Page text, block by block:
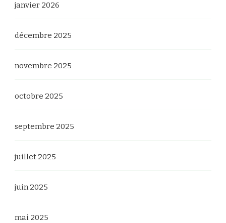
janvier 2026
décembre 2025
novembre 2025
octobre 2025
septembre 2025
juillet 2025
juin 2025
mai 2025